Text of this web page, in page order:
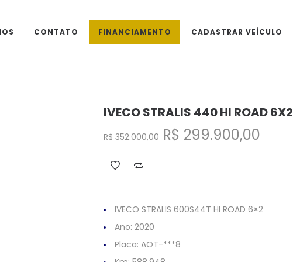
CONTATO FINANCIAMENTO CADASTRAR VEÍCULO
IVECO STRALIS 440 HI ROAD 6X2
R$352.000,00 O
R$ 299.900,00O
IVECO STRALIS 600S44T HI ROAD 6×2
Ano: 2020
Placa: AOT-***8